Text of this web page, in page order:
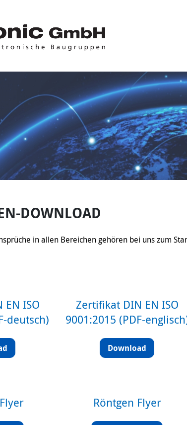
DOWNLOAD
in allen Bereichen gehören bei uns zum
ISO
deutsch)
Zertifikat DIN EN ISO
9001:2015 (PDF-
Download
Röntgen Flyer